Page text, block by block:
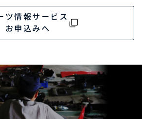
ツ情報サービス
お申込みへ